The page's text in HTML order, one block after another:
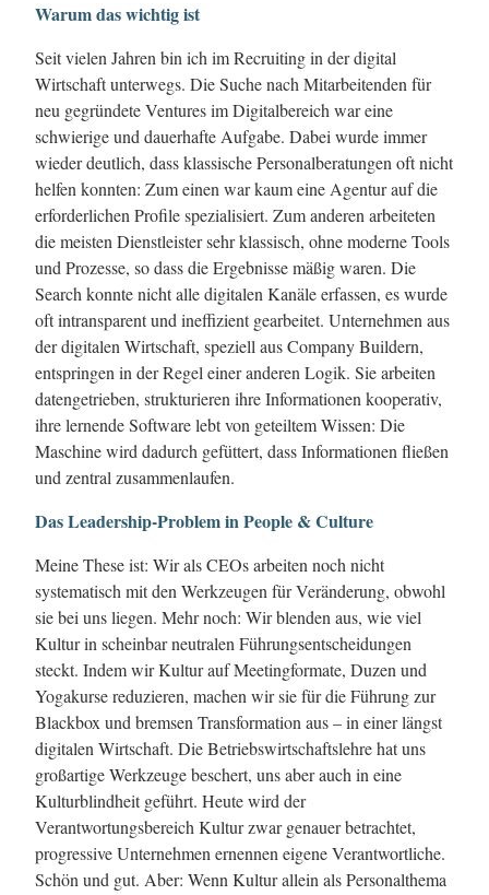
Warum das wichtig ist
Seit vielen Jahren bin ich im Recruiting in der digital
Wirtschaft unterwegs. Die Suche nach Mitarbeitenden für
neu gegründete Ventures im Digitalbereich war eine
schwierige und dauerhafte Aufgabe. Dabei wurde immer
wieder deutlich, dass klassische Personalberatungen oft nicht
helfen konnten: Zum einen war kaum eine Agentur auf die
erforderlichen Profile spezialisiert. Zum anderen arbeiteten
die meisten Dienstleister sehr klassisch, ohne moderne Tools
und Prozesse, so dass die Ergebnisse mäßig waren. Die
Search konnte nicht alle digitalen Kanäle erfassen, es wurde
oft intransparent und ineffizient gearbeitet. Unternehmen aus
der digitalen Wirtschaft, speziell aus Company Buildern,
entspringen in der Regel einer anderen Logik. Sie arbeiten
datengetrieben, strukturieren ihre Informationen kooperativ,
ihre lernende Software lebt von geteiltem Wissen: Die
Maschine wird dadurch gefüttert, dass Informationen fließen
und zentral zusammenlaufen.
Das Leadership-Problem in People & Culture
Meine These ist: Wir als CEOs arbeiten noch nicht
systematisch mit den Werkzeugen für Veränderung, obwohl
sie bei uns liegen. Mehr noch: Wir blenden aus, wie viel
Kultur in scheinbar neutralen Führungsentscheidungen
steckt. Indem wir Kultur auf Meetingformate, Duzen und
Yogakurse reduzieren, machen wir sie für die Führung zur
Blackbox und bremsen Transformation aus – in einer längst
digitalen Wirtschaft. Die Betriebswirtschaftslehre hat uns
großartige Werkzeuge beschert, uns aber auch in eine
Kulturblindheit geführt. Heute wird der
Verantwortungsbereich Kultur zwar genauer betrachtet,
progressive Unternehmen ernennen eigene Verantwortliche.
Schön und gut. Aber: Wenn Kultur allein als Personalthema